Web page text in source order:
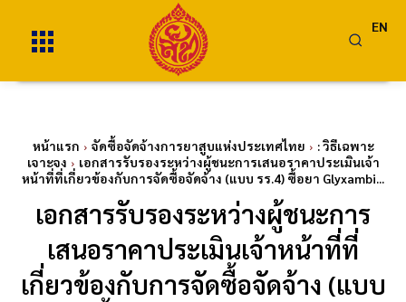
EN
หน้าแรก จัดซื้อจัดจ้างการยาสูบแห่งประเทศไทย
: วิธีเฉพาะ
เจาะจง
เอกสารรับรองระหว่างผู้ชนะการเสนอราคาประเมินเจ้า
หน้าที่ที่เกี่ยวข้องกับการจัดซื้อจัดจ้าง (แบบ รร.4) ซื้อยา Glyxambi...
เอกสารรับรองระหว่างผู้ชนะการ
เสนอราคาประเมินเจ้าหน้าที่ที่
เกี่ยวข้องกับการจัดซื้อจัดจ้าง (แบบ